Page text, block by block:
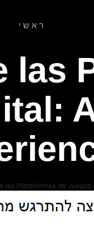
ראשי
las
las Plataformas de